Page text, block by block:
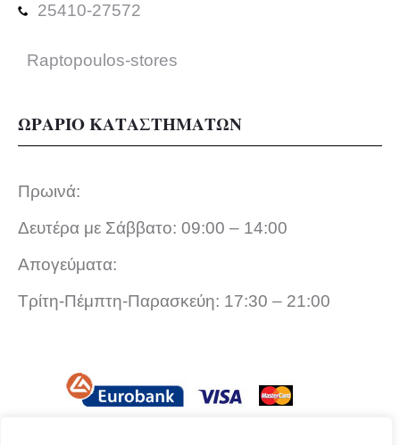
25410-27572
Raptopoulos-stores
ΩΡΑΡΙΟ ΚΑΤΑΣΤΗΜΑΤΩΝ
Πρωινά:
Δευτέρα με Σάββατο: 09:00 – 14:00
Απογεύματα:
Τρίτη-Πέμπτη-Παρασκεύη: 17:30 – 21:00